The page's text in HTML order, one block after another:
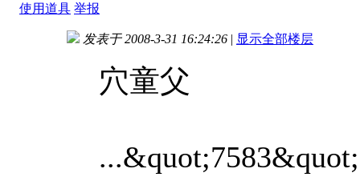
使用道具 举报
发表于 2008-3-31 16:24:26 | 显示全部楼层
穴童父